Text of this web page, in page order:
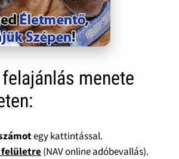
menete
egy kattintással.
felületre(NAV online adóbevallás).